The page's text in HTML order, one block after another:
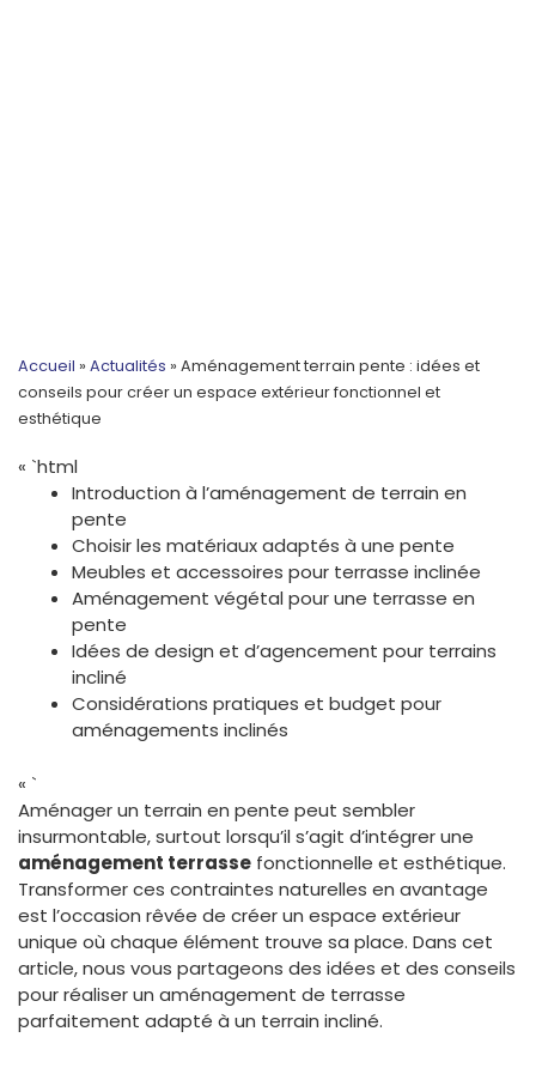
Accueil » Actualités » Aménagement terrain pente : idées et
conseils pour créer un espace extérieur fonctionnel et
esthétique
« `html
Introduction à l’aménagement de terrain en
pente
Choisir les matériaux adaptés à une pente
Meubles et accessoires pour terrasse inclinée
Aménagement végétal pour une terrasse en
pente
Idées de design et d’agencement pour terrains
incliné
Considérations pratiques et budget pour
aménagements inclinés
« `
Aménager un terrain en pente peut sembler
insurmontable, surtout lorsqu’il s’agit d’intégrer une
aménagement terrasse fonctionnelle et esthétique.
Transformer ces contraintes naturelles en avantage
est l’occasion rêvée de créer un espace extérieur
unique où chaque élément trouve sa place. Dans cet
article, nous vous partageons des idées et des conseils
pour réaliser un aménagement de terrasse
parfaitement adapté à un terrain incliné.